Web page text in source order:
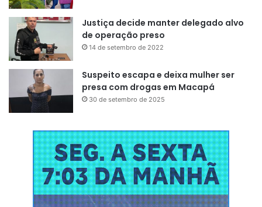
Justiça decide manter delegado alvo
de operação preso
14 de setembro de 2022
Suspeito escapa e deixa mulher ser
presa com drogas em Macapá
30 de setembro de 2025